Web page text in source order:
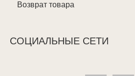
Возврат товара
СОЦИАЛЬНЫЕ СЕТИ